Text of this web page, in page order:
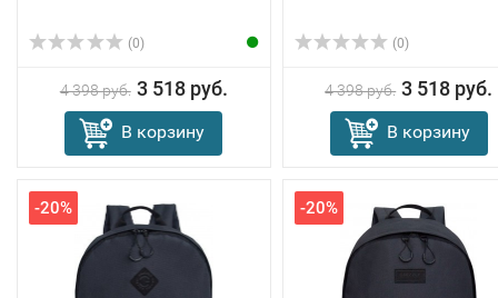
(0)
4 398 руб. 3 518 руб.
В корзину
(0)
4 398 руб. 3 518 руб.
В корзину
-20% -20%